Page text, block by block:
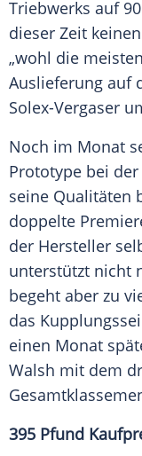
Triebwerks auf
dieser Zeit
„wohl die meisten
Auslieferung auf
Solex-Vergaser
Noch im Monat
Prototype bei
seine Qualitäten
doppelte
der Hersteller
unterstützt nicht
begeht aber zu
das
einen Monat
Walsh mit dem
395 Pfund